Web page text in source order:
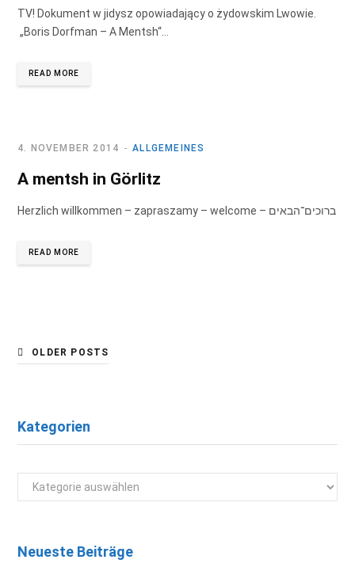
TV! Dokument w jidysz opowiadający o żydowskim Lwowie.
„Boris Dorfman – A Mentsh“…
READ MORE
ALLGEMEINES
4. NOVEMBER 2014
A mentsh in Görlitz
Herzlich willkommen – zapraszamy – welcome – ברוכים־הבאים
READ MORE
OLDER POSTS
Kategorien
Kategorien
Neueste Beiträge